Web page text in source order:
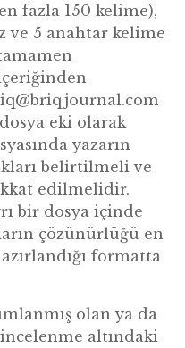
fazla 150 kelime),
z ve 5 anahtar kelime
eki olarak
yazarın
belirtilmeli ve
edilmelidir.
bir dosya içinde
çözünürlüğü en
rlandığı formatta
olan ya da
altındaki